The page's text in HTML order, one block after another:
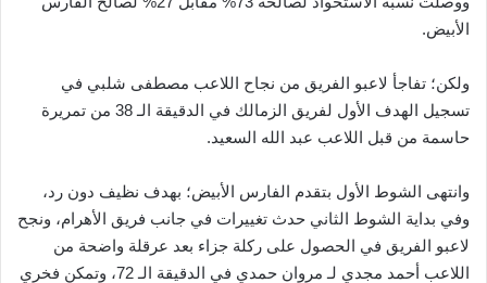
الأبيض.
ولكن؛ تفاجأ لاعبو الفريق من نجاح اللاعب مصطفى شلبي في
تسجيل الهدف الأول لفريق الزمالك في الدقيقة الـ 38 من تمريرة
حاسمة من قبل اللاعب عبد الله السعيد.
وانتهى الشوط الأول بتقدم الفارس الأبيض؛ بهدف نظيف دون رد،
وفي بداية الشوط الثاني حدث تغييرات في جانب فريق الأهرام، ونجح
لاعبو الفريق في الحصول على ركلة جزاء بعد عرقلة واضحة من
اللاعب أحمد مجدي لـ مروان حمدي في الدقيقة الـ 72، وتمكن فخري